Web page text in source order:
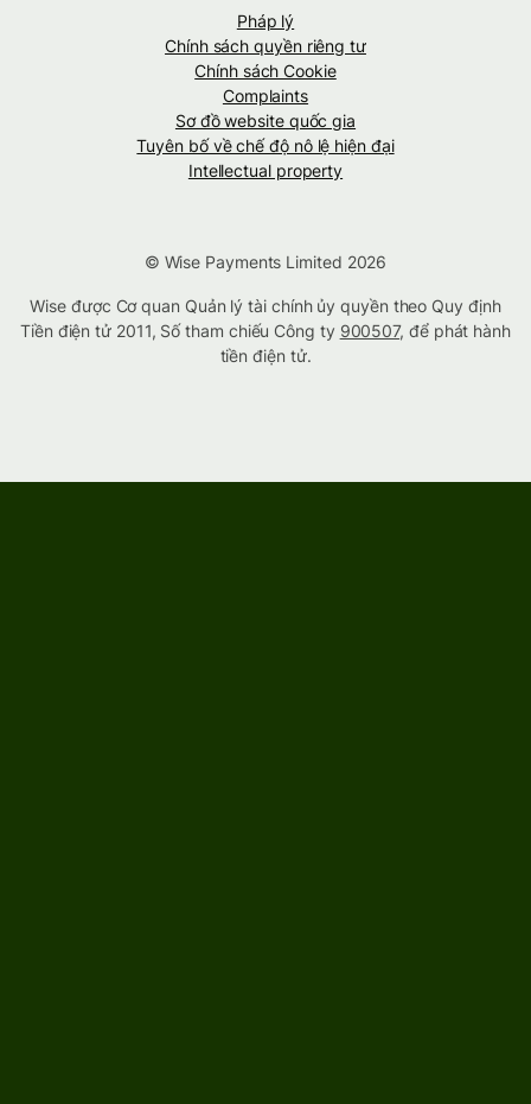
Pháp lý
Chính sách quyền riêng tư
Chính sách Cookie
Complaints
Sơ đồ website quốc gia
Tuyên bố về chế độ nô lệ hiện đại
Intellectual property
© Wise Payments Limited 2026
Wise được Cơ quan Quản lý tài chính ủy quyền theo Quy định
Tiền điện tử 2011, Số tham chiếu Công ty 900507, để phát hành
tiền điện tử.